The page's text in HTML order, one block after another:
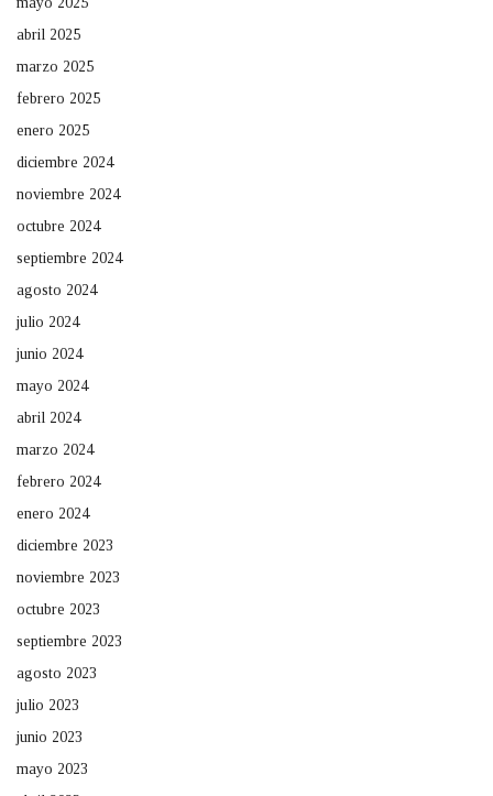
abril 2025
marzo 2025
febrero 2025
enero 2025
diciembre 2024
noviembre 2024
octubre 2024
septiembre 2024
agosto 2024
julio 2024
junio 2024
mayo 2024
abril 2024
marzo 2024
febrero 2024
enero 2024
diciembre 2023
noviembre 2023
octubre 2023
septiembre 2023
agosto 2023
julio 2023
junio 2023
mayo 2023